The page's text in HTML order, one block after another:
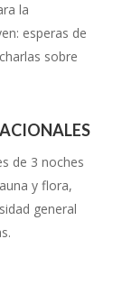
la
esperas de
sobre
de 3 noches
y flora,
general